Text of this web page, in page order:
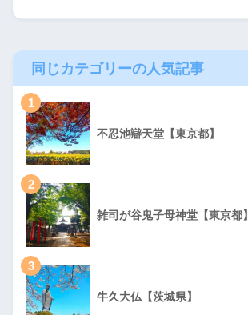
同じカテゴリーの人気記事
1
不忍池辯天堂【東京都】
2
雑司が谷鬼子母神堂【東京都】
3
牛久大仏【茨城県】